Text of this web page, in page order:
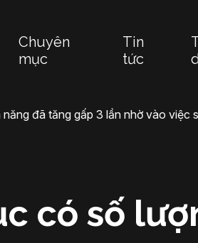
Chuyên
mục
Tin
tức
đã tăng gấp 3 lần nhờ vào
có số